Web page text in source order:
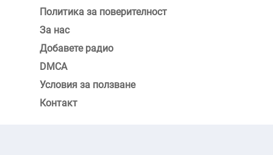
Политика за поверителност
За нас
Добавете радио
DMCA
Условия за ползване
Контакт